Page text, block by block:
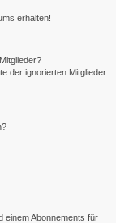
erhalten!
der ignorierten Mitglieder
einem Abonnements für